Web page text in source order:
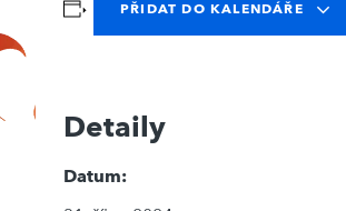
PŘIDAT DO KALENDÁŘE
Detaily
Datum: